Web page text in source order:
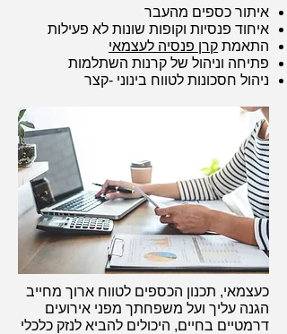
איתור כספים מהעבר
איחוד פנסיות וקופות שונות לא פעילות
התאמת קרן פנסיה לעצמאי
פתיחה וניהול של קרנות השתלמות
ניהול חסכונות לטווח בינוני -קצר
כעצמאי, תכנון הכספים לטווח ארוך מחייב
הגנה עליך ועל משפחתך מפני אירועים
דרמטיים בחיים, היכולים להביא לנזק כלכלי